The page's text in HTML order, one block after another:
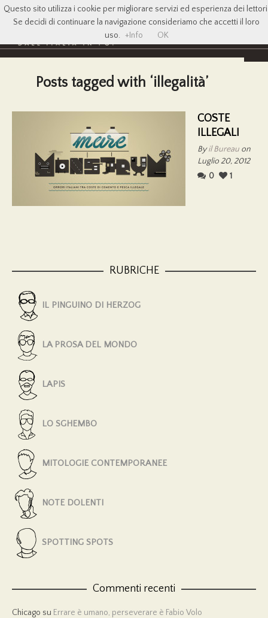
Posts tagged with ‘illegalità’
COSTE
ILLEGALI
Byil Bureau on
Luglio 20, 2012
0
1
RUBRICHE
IL PINGUINO DI HERZOG
LA PROSA DEL MONDO
LAPIS
LO SGHEMBO
MITOLOGIE CONTEMPORANEE
NOTE DOLENTI
SPOTTING SPOTS
Commenti recenti
Chicago su Errare è umano, perseverare è Fabio Volo
Questo sito utilizza i cookie per migliorare servizi ed esperienza dei
Se decidi di continuare la navigazione consideriamo che accetti il loro
uso. +Info OK